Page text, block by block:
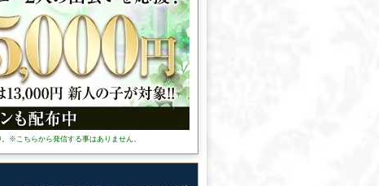
※こちらから発信する事はありません。